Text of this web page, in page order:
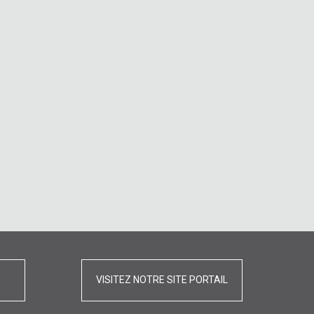
VISITEZ NOTRE SITE PORTAIL